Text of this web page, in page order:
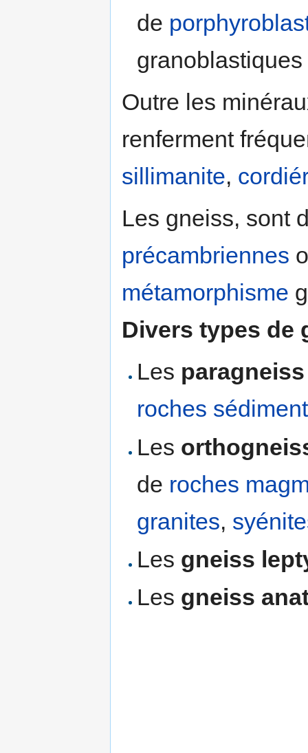
de
Outre les
renferment
sillimanite,
Les gneiss, sont
précambriennes
métamorphisme
Divers types de
Les paragneiss
roches
Les
de roches
granites,
Les gneiss
Les gneiss